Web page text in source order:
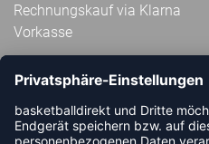
Rechnungskauf via Klarna
Vorkasse
ABONNIERE JETZT DEN
HANDBALLDIREKT-
NEUIGKEIT ODER AKTION